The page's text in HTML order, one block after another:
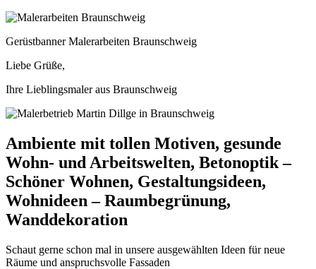
Gerüstbanner Malerarbeiten Braunschweig
Liebe Grüße,
Ihre Lieblingsmaler aus Braunschweig
Ambiente mit tollen Motiven, gesunde
Wohn- und Arbeitswelten, Betonoptik –
Schöner Wohnen, Gestaltungsideen,
Wohnideen – Raumbegrünung,
Wanddekoration
Schaut gerne schon mal in unsere ausgewählten Ideen für neue
Räume und anspruchsvolle Fassaden